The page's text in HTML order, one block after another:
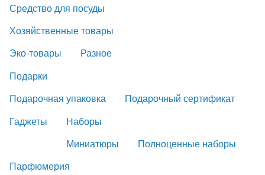
Средство для посуды
Хозяйственные товары
Эко-товары
Разное
Подарки
Подарочная упаковка
Подарочный сертификат
Гаджеты
Наборы
Миниатюры
Полноценные наборы
Парфюмерия